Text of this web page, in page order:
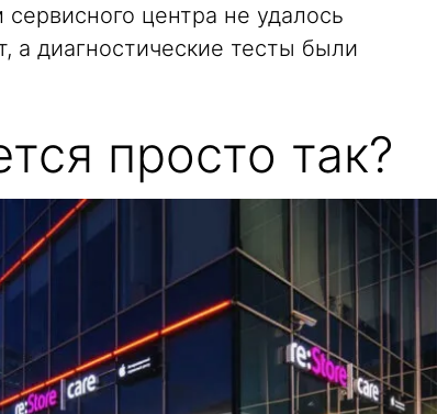
центра не удалось
а диагностические тесты были
просто так?